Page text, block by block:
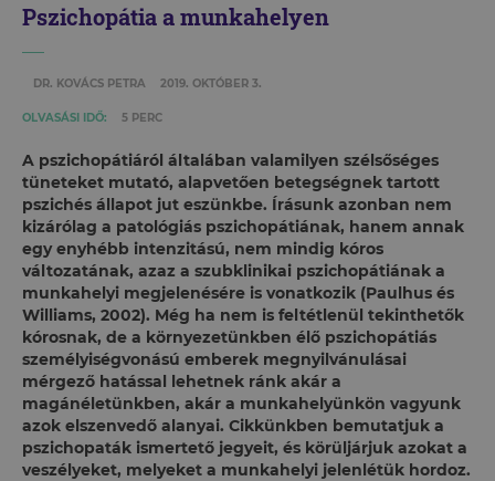
Pszichopátia a munkahelyen
DR. KOVÁCS PETRA 2019. OKTÓBER 3.
OLVASÁSI IDŐ: 5 PERC
A pszichopátiáról általában valamilyen szélsőséges
tüneteket mutató, alapvetően betegségnek tartott
pszichés állapot jut eszünkbe. Írásunk azonban nem
kizárólag a patológiás pszichopátiának, hanem annak
egy enyhébb intenzitású, nem mindig kóros
változatának, azaz a szubklinikai pszichopátiának a
munkahelyi megjelenésére is vonatkozik (Paulhus és
Williams, 2002). Még ha nem is feltétlenül tekinthetők
kórosnak, de a környezetünkben élő pszichopátiás
személyiségvonású emberek megnyilvánulásai
mérgező hatással lehetnek ránk akár a
magánéletünkben, akár a munkahelyünkön vagyunk
azok elszenvedő alanyai. Cikkünkben bemutatjuk a
pszichopaták ismertető jegyeit, és körüljárjuk azokat a
veszélyeket, melyeket a munkahelyi jelenlétük hordoz.